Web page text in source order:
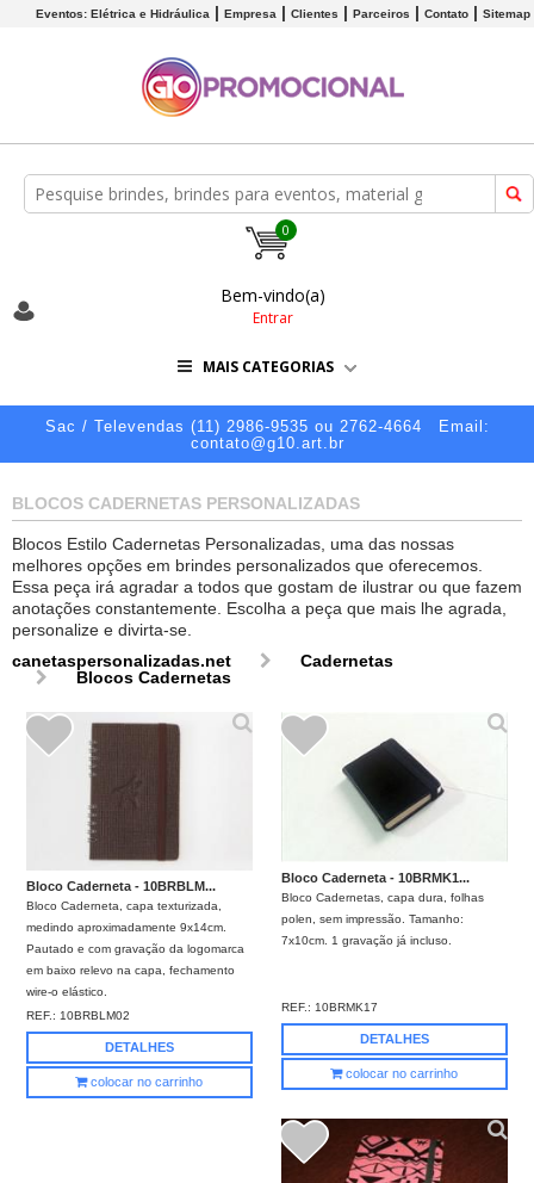
Eventos: Elétrica e Hidráulica Empresa Clientes Parceiros Contato Sitemap
0
Bem-vindo(a)
Entrar
MAIS CATEGORIAS
Sac / Televendas (11) 2986-9535 ou 2762-4664
Email:
contato@g10.art.br
BLOCOS CADERNETAS PERSONALIZADAS
Blocos Estilo Cadernetas Personalizadas, uma das nossas
melhores opções em brindes personalizados que oferecemos.
Essa peça irá agradar a todos que gostam de ilustrar ou que fazem
anotações constantemente. Escolha a peça que mais lhe agrada,
personalize e divirta-se.
canetaspersonalizadas.net
Cadernetas
Blocos Cadernetas
Bloco Caderneta - 10BRBLM...
Bloco Caderneta, capa texturizada,
medindo aproximadamente 9x14cm.
Pautado e com gravação da logomarca
em baixo relevo na capa, fechamento
wire-o elástico.
REF.: 10BRBLM02
DETALHES
colocar no carrinho
Bloco Caderneta - 10BRMK1...
Bloco Cadernetas, capa dura, folhas
polen, sem impressão. Tamanho:
7x10cm. 1 gravação já incluso.
REF.: 10BRMK17
DETALHES
colocar no carrinho